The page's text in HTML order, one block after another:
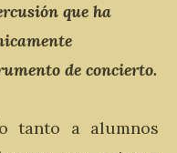
que ha
de concierto.
tanto a alumnos